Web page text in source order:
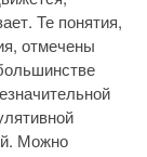
Те понятия,
отмечены
Можно